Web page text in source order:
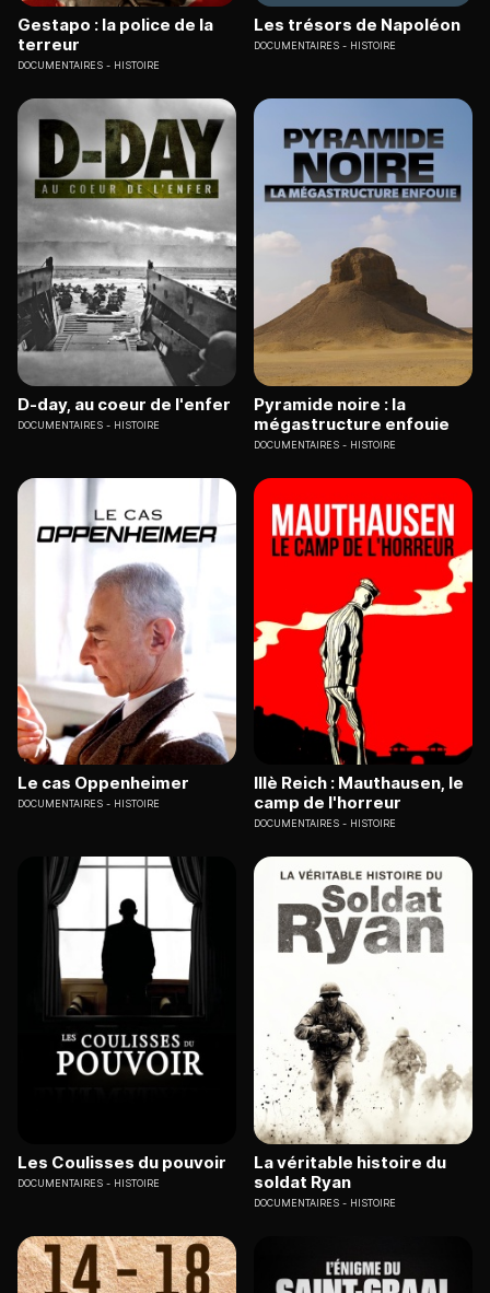
Gestapo : la police de la
terreur
DOCUMENTAIRES HISTOIRE
Les trésors de Napoléon
DOCUMENTAIRES HISTOIRE
D-day, au coeur de l'enfer
DOCUMENTAIRES HISTOIRE
Pyramide noire : la
mégastructure enfouie
DOCUMENTAIRES HISTOIRE
Le cas Oppenheimer
DOCUMENTAIRES HISTOIRE
IIIè Reich : Mauthausen, le
camp de l'horreur
DOCUMENTAIRES HISTOIRE
Les Coulisses du pouvoir
DOCUMENTAIRES HISTOIRE
La véritable histoire du
soldat Ryan
DOCUMENTAIRES HISTOIRE